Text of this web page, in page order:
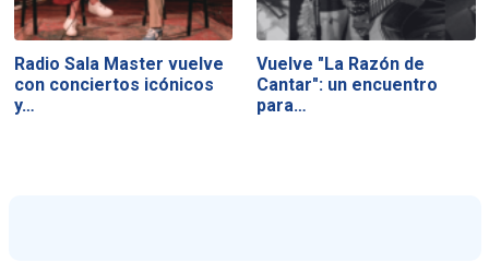
Radio Sala Master vuelve
con conciertos icónicos
y…
Vuelve "La Razón de
Cantar": un encuentro
para…